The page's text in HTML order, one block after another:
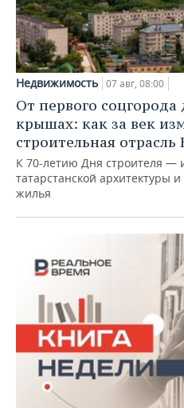
Недвижимость 07 авг, 08:00
От первого соцгорода
крышах: как за век
строительная отрасль
К 70-летию Дня строителя —
татарстанской архитектуры
жилья